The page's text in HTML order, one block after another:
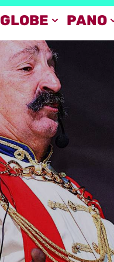
GLOBE PANO